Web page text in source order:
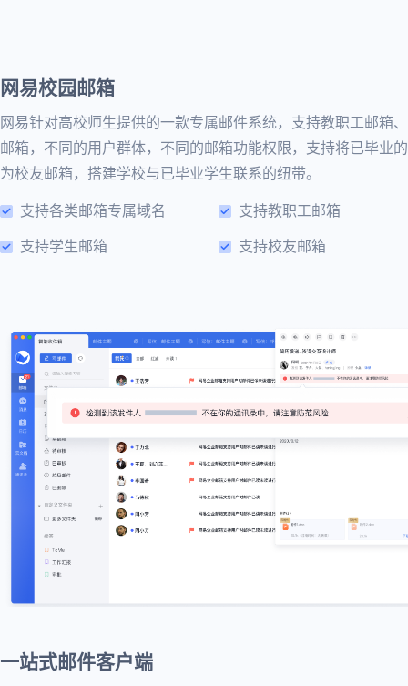
网易校园邮箱
网易针对高校师生提供的一款专属邮件系统，支持教职工邮箱
邮箱，不同的用户群体，不同的邮箱功能权限，支持将已毕业
为校友邮箱，搭建学校与已毕业学生联系的纽带。
支持各类邮箱专属域名 支持教职工邮箱
支持学生邮箱 支持校友邮箱
一站式邮件客户端